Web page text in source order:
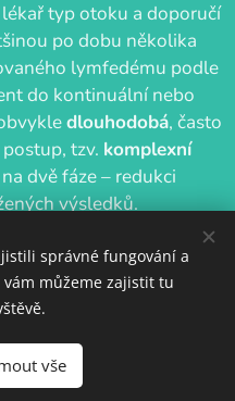
typ otoku a doporučí
po dobu několika
lymfedému podle
do kontinuální nebo
dlouhodobá, často
tzv. komplexní
dvě fáze – redukci
výsledků.
správné fungování a
můžeme zajistit tu
vše